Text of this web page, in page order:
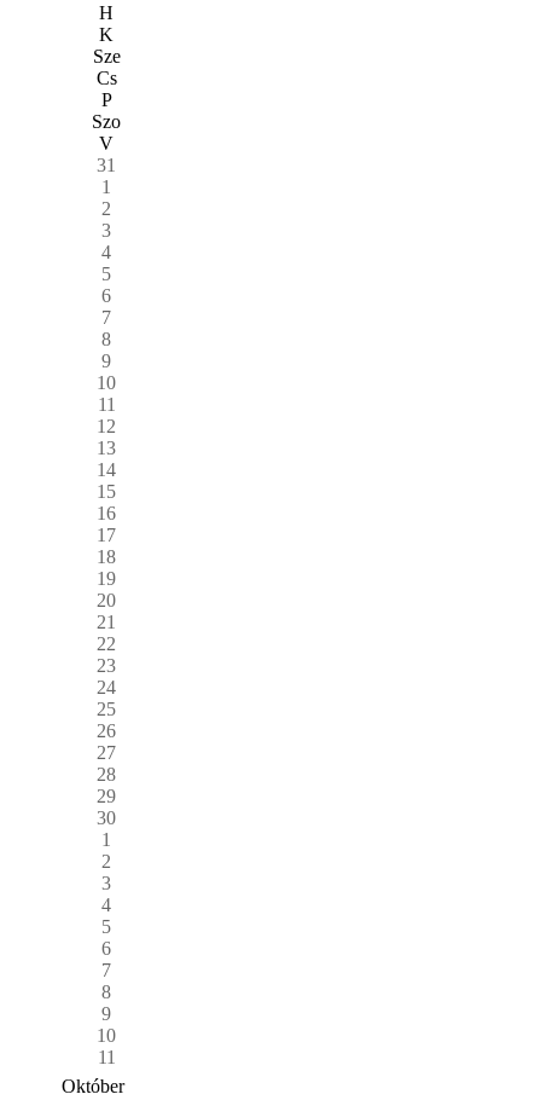
H
K
Sze
Cs
P
Szo
V
31
1
2
3
4
5
6
7
8
9
10
11
12
13
14
15
16
17
18
19
20
21
22
23
24
25
26
27
28
29
30
1
2
3
4
5
6
7
8
9
10
11
Október